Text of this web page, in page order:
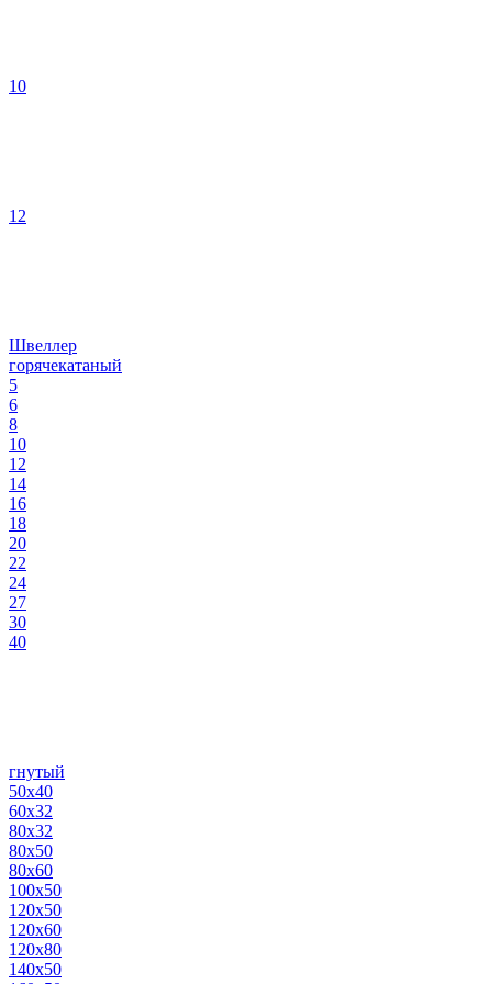
10
12
Швеллер
горячекатаный
5
6
8
10
12
14
16
18
20
22
24
27
30
40
гнутый
50х40
60х32
80х32
80х50
80х60
100х50
120х50
120х60
120х80
140х50